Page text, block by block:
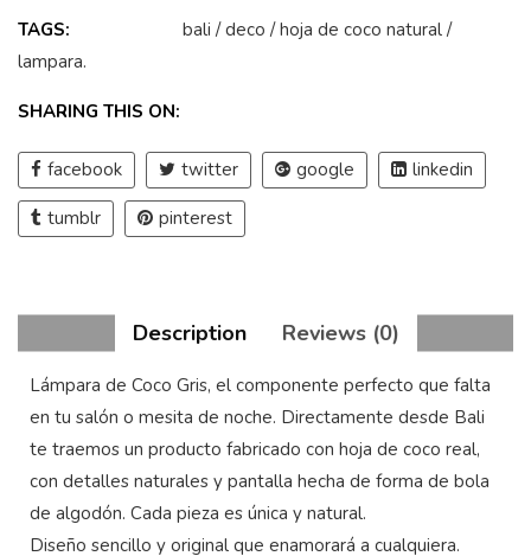
TAGS: bali /deco /hoja de coco natural /
lampara.
SHARING THIS ON:
facebook twitter google linkedin
tumblr pinterest
Description Reviews (0)
Lámpara de Coco Gris, el componente perfecto que falta
en tu salón o mesita de noche. Directamente desde Bali
te traemos un producto fabricado con hoja de coco real,
con detalles naturales y pantalla hecha de forma de bola
de algodón. Cada pieza es única y natural.
Diseño sencillo y original que enamorará a cualquiera.